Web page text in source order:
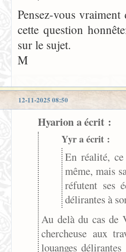
Pensez-vous
cette question
sur le sujet.
M
12-11-2025 08:50
Hyarion a écrit :
Yyr a écrit :
En réalité,
même, mais
réfutent ses
délirantes à
Au delà du cas de
chercheuse aux
louanges